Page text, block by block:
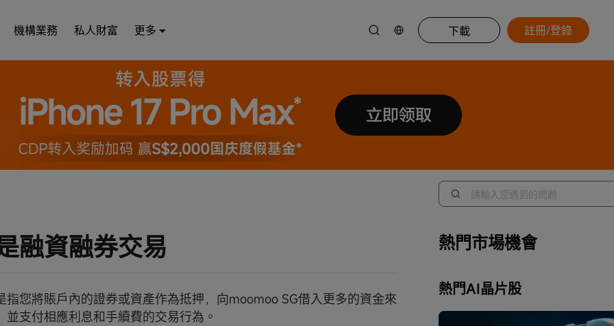
機構業務 私人財富 更多 下載 註冊/登錄
融資融券交易
指您將賬戶內的證券或資產作為抵押，向moomoo SG借入更多的資金來
並支付相應利息和手續費的交易行為。
熱門市場機會
熱門AI晶片股